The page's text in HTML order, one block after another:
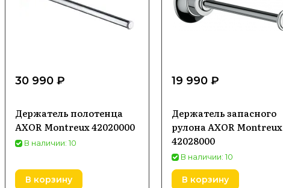
30 990 ₽
Держатель полотенца
AXOR Montreux 42020000
В наличии: 10
В корзину
19 990 ₽
Держатель запасного
рулона AXOR Montreux
42028000
В наличии: 10
В корзину